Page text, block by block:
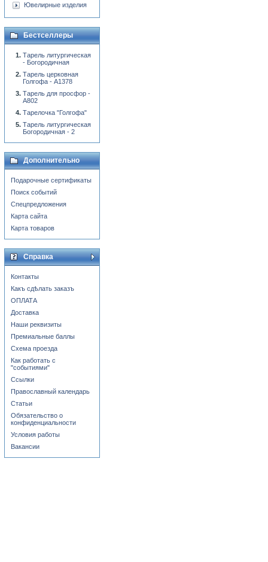
Ювелирные изделия
Бестселлеры
Тарель литургическая
- Богородичная
Тарель церковная
Голгофа - A1378
Тарель для просфор -
A802
Тарелочка "Голгофа"
Тарель литургическая
Богородичная - 2
Дополнительно
Подарочные сертификаты
Поиск событий
Спецпредложения
Карта сайта
Карта товаров
Справка
Контакты
Какъ сдѣлать заказъ
ОПЛАТА
Доставка
Наши реквизиты
Премиальные баллы
Схема проезда
Как работать с
"событиями"
Ссылки
Православный календарь
Статьи
Обязательство о
конфиденциальности
Условия работы
Вакансии